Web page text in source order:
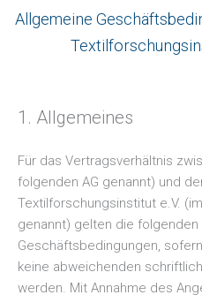
Allgemeine
1. Allgemeines
Für das Vertragsverhältnis
folgenden AG genannt) und
Textilforschungsinstitut e.V.
genannt) gelten die folgenden
Geschäftsbedingungen,
keine abweichenden
werden. Mit Annahme des